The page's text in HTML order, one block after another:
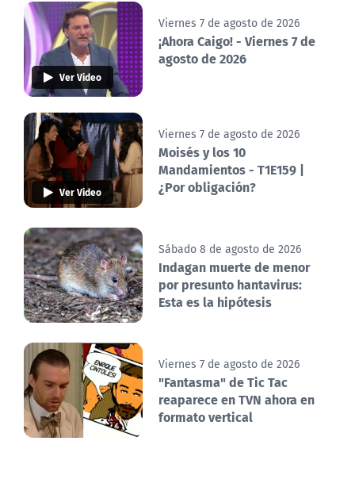
Ver Video
Viernes 7 de agosto de 2026
¡Ahora Caigo! - Viernes 7 de
agosto de 2026
Ver Video
Viernes 7 de agosto de 2026
Moisés y los 10
Mandamientos - T1E159 |
¿Por obligación?
Sábado 8 de agosto de 2026
Indagan muerte de menor
por presunto hantavirus:
Esta es la hipótesis
Viernes 7 de agosto de 2026
"Fantasma" de Tic Tac
reaparece en TVN ahora en
formato vertical